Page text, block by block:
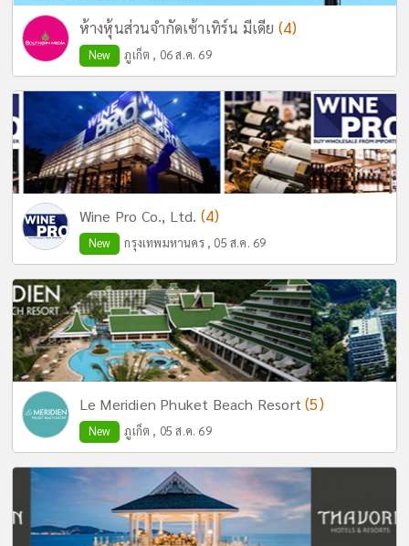
ห้างหุ้นส่วนจำกัดเซ้าเทิร์น มีเดีย (4)
New ภูเก็ต , 06 ส.ค. 69
Wine Pro Co., Ltd. (4)
New กรุงเทพมหานคร , 05 ส.ค. 69
Le Meridien Phuket Beach Resort(5)
New ภูเก็ต , 05 ส.ค. 69